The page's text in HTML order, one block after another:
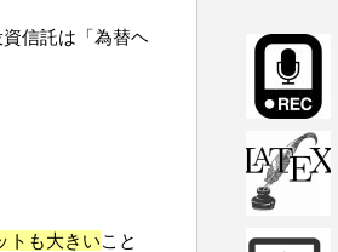
信託は「為替ヘ
トも大きいこと